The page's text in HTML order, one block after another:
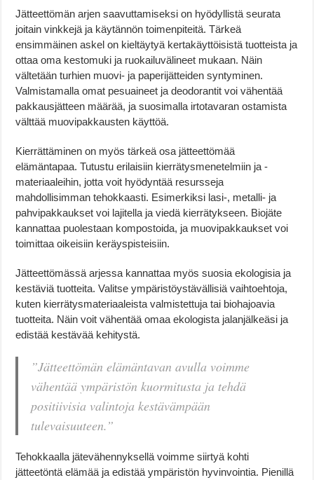
Jätteettömän arjen saavuttamiseksi on hyödyllistä seurata
joitain vinkkejä ja käytännön toimenpiteitä. Tärkeä
ensimmäinen askel on kieltäytyä kertakäyttöisistä tuotteista ja
ottaa oma kestomuki ja ruokailuvälineet mukaan. Näin
vältetään turhien muovi- ja paperijätteiden syntyminen.
Valmistamalla omat pesuaineet ja deodorantit voi vähentää
pakkausjätteen määrää, ja suosimalla irtotavaran ostamista
välttää muovipakkausten käyttöä.
Kierrättäminen on myös tärkeä osa jätteettömää
elämäntapaa. Tutustu erilaisiin kierrätysmenetelmiin ja -
materiaaleihin, jotta voit hyödyntää resursseja
mahdollisimman tehokkaasti. Esimerkiksi lasi-, metalli- ja
pahvipakkaukset voi lajitella ja viedä kierrätykseen. Biojäte
kannattaa puolestaan kompostoida, ja muovipakkaukset voi
toimittaa oikeisiin keräyspisteisiin.
Jätteettömässä arjessa kannattaa myös suosia ekologisia ja
kestäviä tuotteita. Valitse ympäristöystävällisiä vaihtoehtoja,
kuten kierrätysmateriaaleista valmistettuja tai biohajoavia
tuotteita. Näin voit vähentää omaa ekologista jalanjälkeäsi ja
edistää kestävää kehitystä.
”Jätteettömän elämäntavan avulla voimme
vähentää ympäristön kuormitusta ja tehdä
positiivisia valintoja kestävämpään
tulevaisuuteen.”
Tehokkaalla jätevähennyksellä voimme siirtyä kohti
jätteetöntä elämää ja edistää ympäristön hyvinvointia. Pienillä